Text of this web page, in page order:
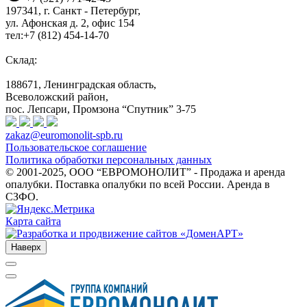
197341, г. Санкт - Петербург,
ул. Афонская д. 2, офис 154
тел:+7 (812) 454-14-70
Склад:
188671, Ленинградская область,
Всеволожский район,
пос. Лепсари, Промзона “Спутник” 3-75
zakaz@euromonolit-spb.ru
Пользовательское соглашение
Политика обработки персональных данных
© 2001-2025, ООО “ЕВРОМОНОЛИТ” - Продажа и аренда
опалубки. Поставка опалубки по всей России. Аренда в
СЗФО.
Карта сайта
Наверх